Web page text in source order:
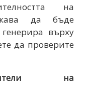
на
да бъде
върху
да проверите
на